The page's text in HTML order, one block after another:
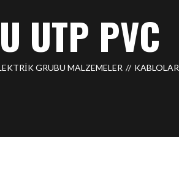
UTP PVC
GRUBU MALZEMELER KABLOLAR